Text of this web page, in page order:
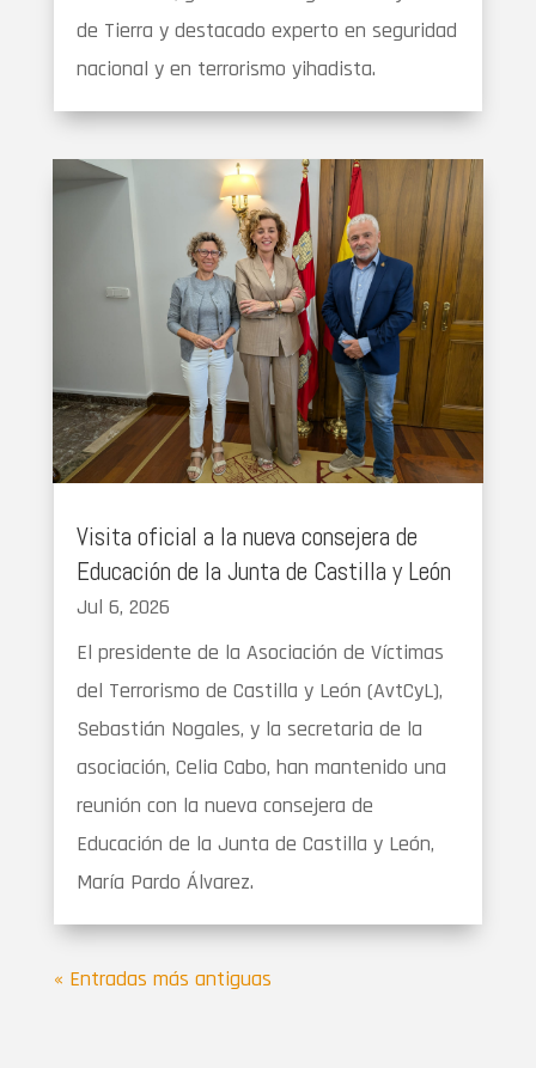
de Tierra y destacado experto en seguridad
nacional y en terrorismo yihadista.
Visita oficial a la nueva consejera de
Educación de la Junta de Castilla y León
Jul 6, 2026
El presidente de la Asociación de Víctimas
del Terrorismo de Castilla y León (AvtCyL),
Sebastián Nogales, y la secretaria de la
asociación, Celia Cabo, han mantenido una
reunión con la nueva consejera de
Educación de la Junta de Castilla y León,
María Pardo Álvarez.
« Entradas más antiguas